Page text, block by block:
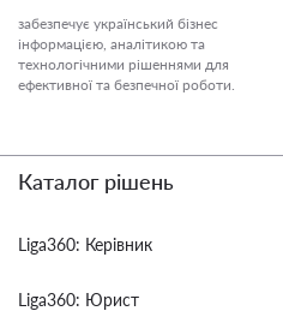
забезпечує український бізнес
інформацією, аналітикою та
технологічними рішеннями для
ефективної та безпечної роботи.
Каталог рішень
Liga360: Керівник
Liga360: Юрист